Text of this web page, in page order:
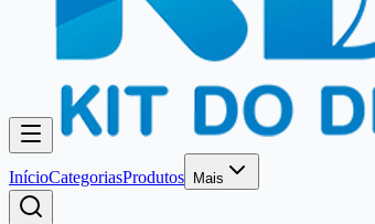
InícioCategoriasProdutos Mais